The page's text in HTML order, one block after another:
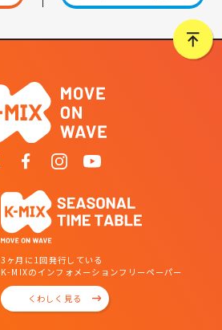
3ヶ月に1回発行している
K-MIXのインフォメーションフリーペーパー
くわしく見る